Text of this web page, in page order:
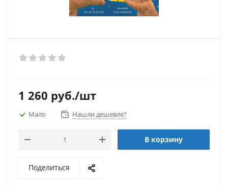
1 260 руб./шт
Мало Нашли дешевле?
В корзину
Поделиться